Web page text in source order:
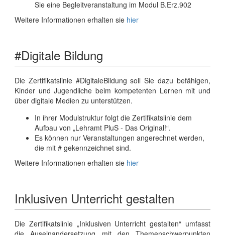
Sie eine Begleitveranstaltung im Modul B.Erz.902
Weitere Informationen erhalten sie hier
#Digitale Bildung
Die Zertifikatslinie #DigitaleBildung soll Sie dazu befähigen,
Kinder und Jugendliche beim kompetenten Lernen mit und
über digitale Medien zu unterstützen.
In ihrer Modulstruktur folgt die Zertifikatslinie dem
Aufbau von „Lehramt PluS - Das Original!“.
Es können nur Veranstaltungen angerechnet werden,
die mit # gekennzeichnet sind.
Weitere Informationen erhalten sie hier
Inklusiven Unterricht gestalten
Die Zertifikatslinie „Inklusiven Unterricht gestalten“ umfasst